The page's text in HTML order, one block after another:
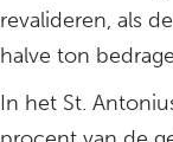
revalideren, als
halve ton
In het St.